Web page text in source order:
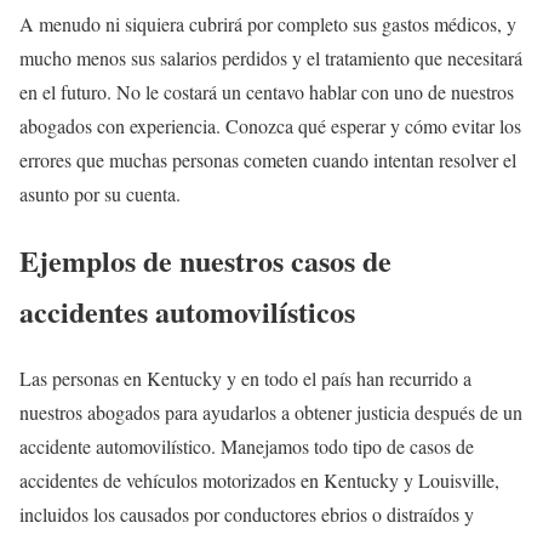
A menudo ni siquiera cubrirá por completo sus gastos médicos, y
mucho menos sus salarios perdidos y el tratamiento que necesitará
en el futuro. No le costará un centavo hablar con uno de nuestros
abogados con experiencia. Conozca qué esperar y cómo evitar los
errores que muchas personas cometen cuando intentan resolver el
asunto por su cuenta.
Ejemplos de nuestros casos de
accidentes automovilísticos
Las personas en Kentucky y en todo el país han recurrido a
nuestros abogados para ayudarlos a obtener justicia después de un
accidente automovilístico. Manejamos todo tipo de casos de
accidentes de vehículos motorizados en Kentucky y Louisville,
incluidos los causados ​​por conductores ebrios o distraídos y